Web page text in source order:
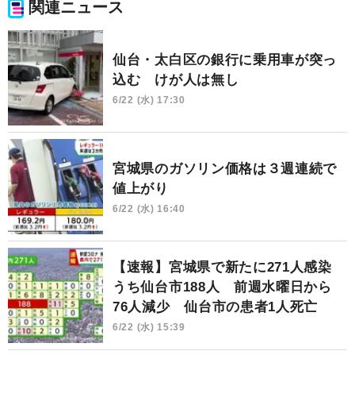
関連ニュース
仙台・太白区の銀行に乗用車が突っ
込む けが人は無し
6/22 (水) 17:30
宮城県のガソリン価格は３週連続で
値上がり
6/22 (水) 16:40
【速報】宮城県で新たに271人感染
うち仙台市188人 前週水曜日から
76人減少 仙台市の患者1人死亡
6/22 (水) 15:39